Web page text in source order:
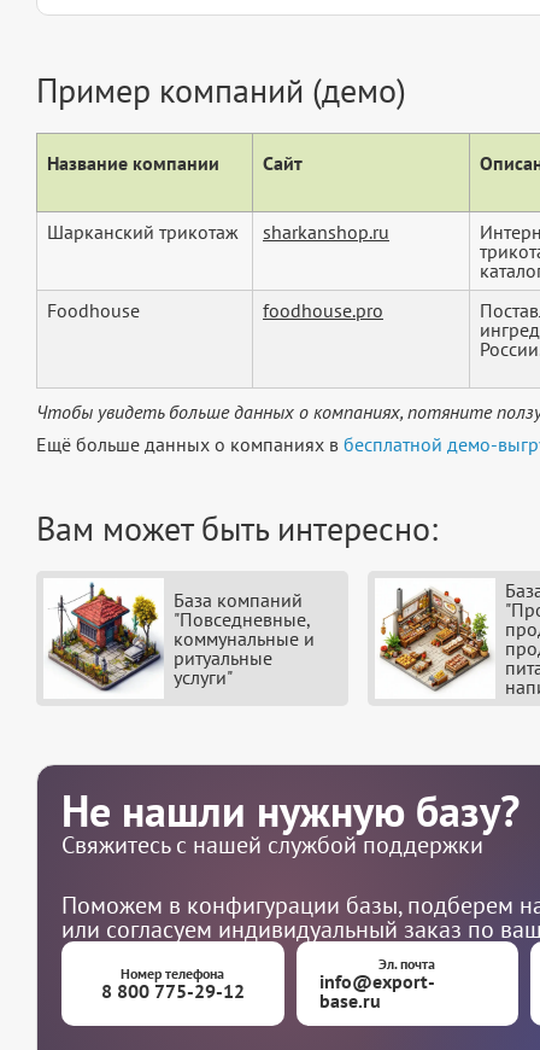
Пример компаний (демо)
Название компании Сайт
Шарканский трикотаж sharkanshop.ru
Foodhouse
foodhouse.pro
Чтобы увидеть больше данных о компаниях, потяните
Ещё больше данных о компаниях в бесплатной демо-
Вам может быть интересно:
База компаний
"Повседневные,
коммунальные и
ритуальные
услуги"
Не нашли нужную базу?
Свяжитесь с нашей службой поддержки
Поможем в конфигурации базы, подберем
или согласуем индивидуальный заказ по
Номер телефона
8 800 775-29-12
Эл. почта
info@export-
base.ru